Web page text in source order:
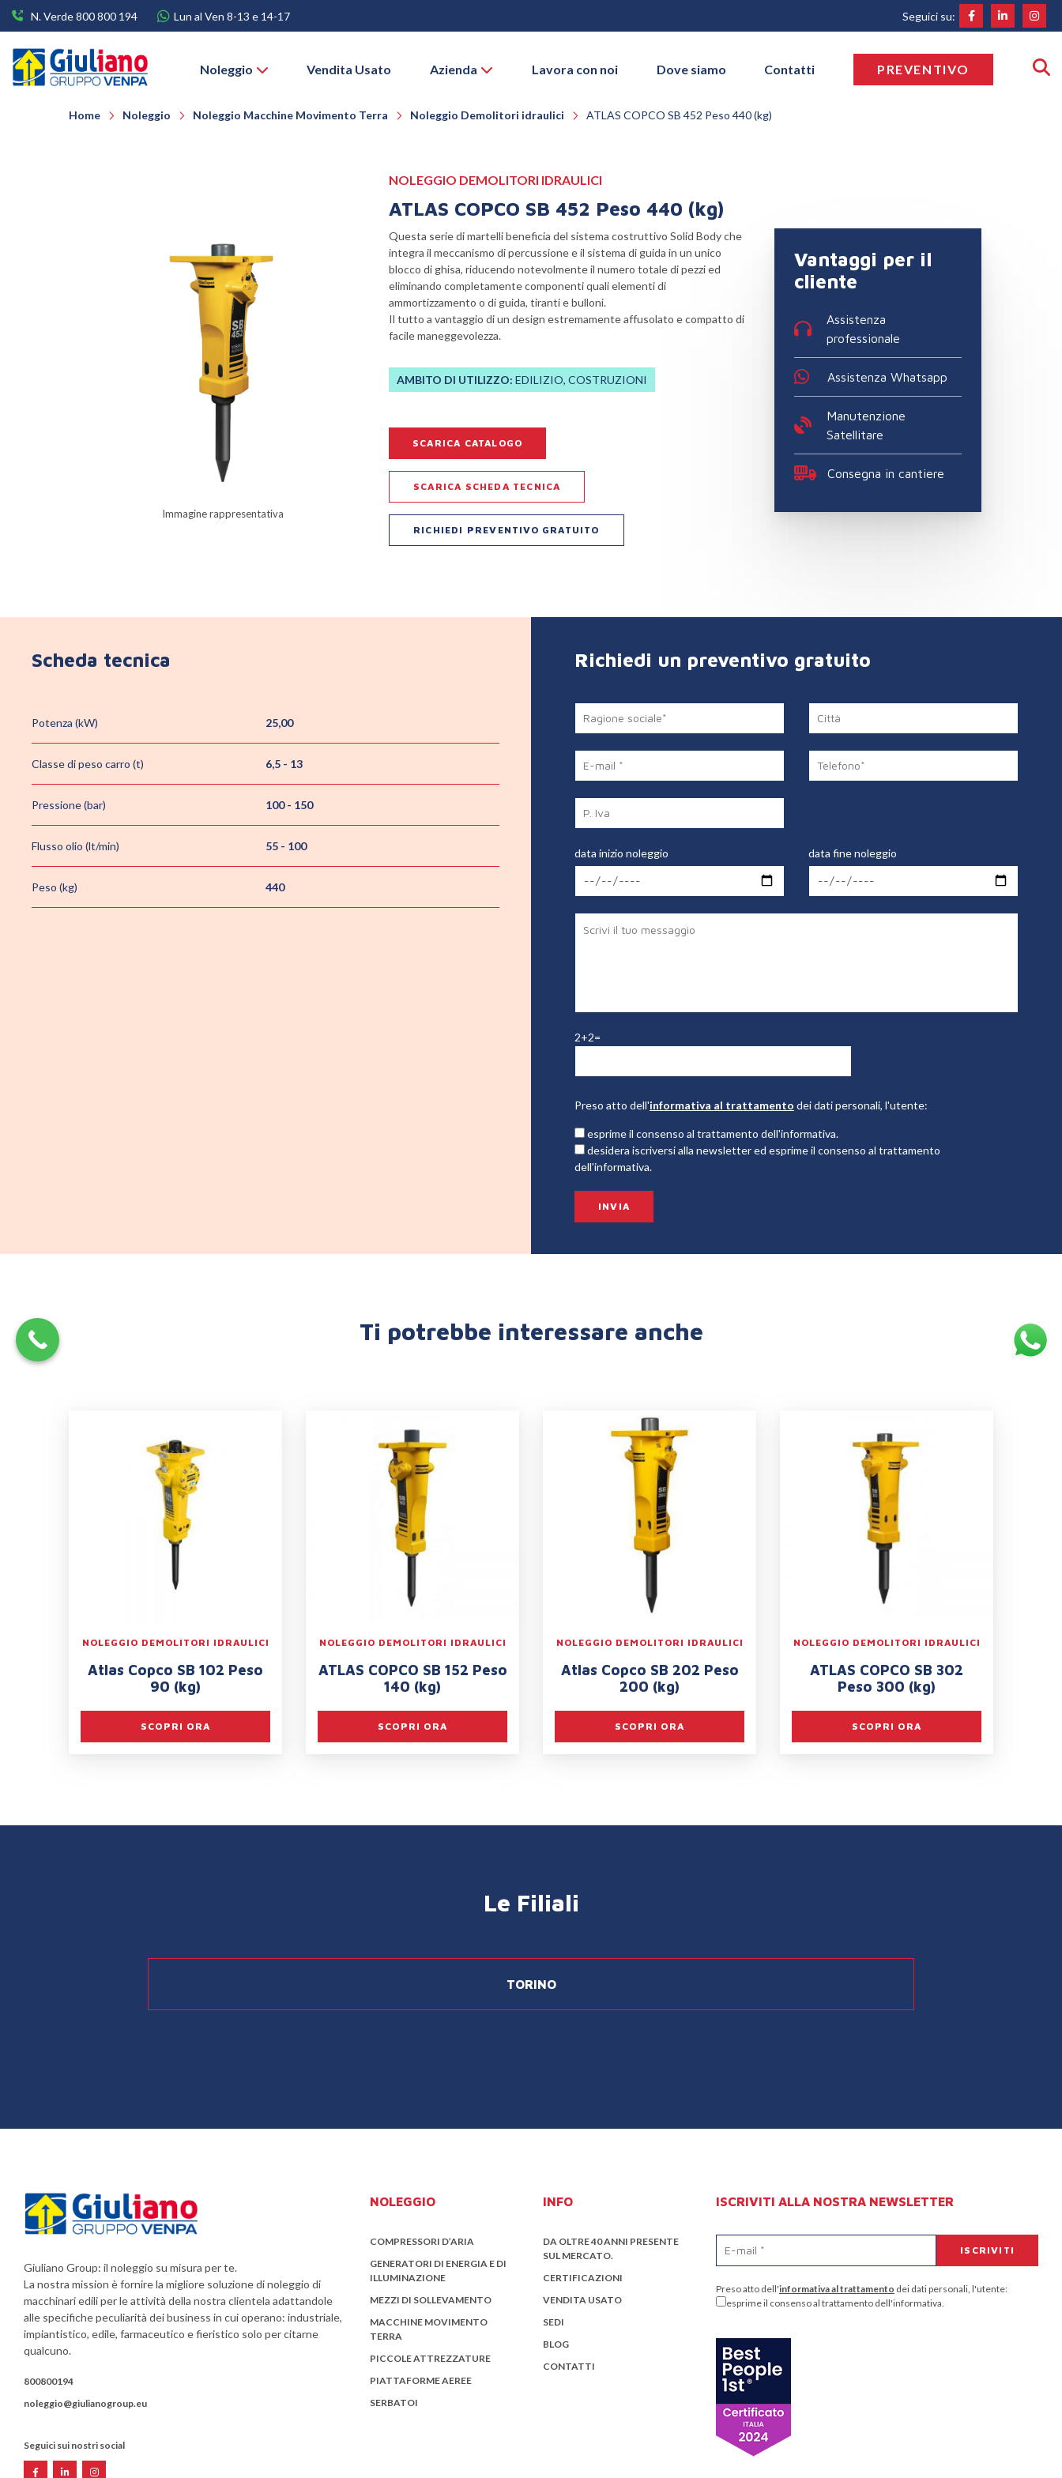
N. Verde 800 800 194 Lun al Ven 8-13 e 14-17 Seguici su:
Noleggio Vendita Usato Azienda Lavora con noi Dove siamo Contatti PREVENTIVO
Home Noleggio Noleggio Macchine Movimento Terra Noleggio Demolitori idraulici ATLAS COPCO SB 452 Peso 440 (kg)
Immagine rappresentativa
NOLEGGIO DEMOLITORI IDRAULICI
ATLAS COPCO SB 452 Peso 440 (kg)
Questa serie di martelli beneficia del sistema costruttivo Solid Body che
integra il meccanismo di percussione e il sistema di guida in un unico
blocco di ghisa, riducendo notevolmente il numero totale di pezzi ed
eliminando completamente componenti quali elementi di
ammortizzamento o di guida, tiranti e bulloni.
Il tutto a vantaggio di un design estremamente affusolato e compatto di
facile maneggevolezza.
AMBITO DI UTILIZZO: EDILIZIO, COSTRUZIONI
SCARICA CATALOGO
SCARICA SCHEDA TECNICA
RICHIEDI PREVENTIVO GRATUITO
Vantaggi per il
cliente
Assistenza
professionale
Assistenza Whatsapp
Manutenzione
Satellitare
Consegna in cantiere
Scheda tecnica
Potenza (kW) 25,00
Classe di peso carro (t) 6,5 - 13
Pressione (bar) 100 - 150
Flusso olio (lt/min) 55 - 100
Peso (kg) 440
Richiedi un preventivo gratuito
data inizio noleggio data fine noleggio
2+2=
Preso atto dell'informativa al trattamento dei dati personali, l'utente:
esprime il consenso al trattamento dell'informativa.
desidera iscriversi alla newsletter ed esprime il consenso al trattamento
dell'informativa.
Ti potrebbe interessare anche
NOLEGGIO DEMOLITORI IDRAULICI
Atlas Copco SB 102 Peso
90 (kg)
SCOPRI ORA
NOLEGGIO DEMOLITORI IDRAULICI
ATLAS COPCO SB 152 Peso
140 (kg)
SCOPRI ORA
NOLEGGIO DEMOLITORI IDRAULICI
Atlas Copco SB 202 Peso
200 (kg)
SCOPRI ORA
NOLEGGIO DEMOLITORI IDRAULICI
ATLAS COPCO SB 302
Peso 300 (kg)
SCOPRI ORA
Le Filiali
TORINO
Giuliano Group: il noleggio su misura per te.
La nostra mission è fornire la migliore soluzione di noleggio di
macchinari edili per le attività della nostra clientela adattandole
alle specifiche peculiarità dei business in cui operano: industriale,
impiantistico, edile, farmaceutico e fieristico solo per citarne
qualcuno.
800800194
noleggio@giulianogroup.eu
Seguici sui nostri social
NOLEGGIO
COMPRESSORI D’ARIA
GENERATORI DI ENERGIA E DI
ILLUMINAZIONE
MEZZI DI SOLLEVAMENTO
MACCHINE MOVIMENTO
TERRA
PICCOLE ATTREZZATURE
PIATTAFORME AEREE
SERBATOI
INFO
DA OLTRE 40 ANNI PRESENTE
SUL MERCATO.
CERTIFICAZIONI
VENDITA USATO
SEDI
BLOG
CONTATTI
ISCRIVITI ALLA NOSTRA NEWSLETTER
Preso atto dell'informativa al trattamento dei dati personali, l'utente:
esprime il consenso al trattamento dell'informativa.